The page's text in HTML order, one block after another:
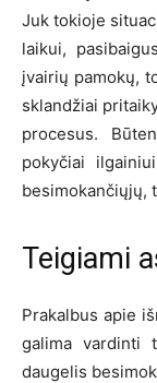
Juk tokioje
laikui,
įvairių pamokų,
sklandžiai
procesus.
pokyčiai
besimokančiųjų,
Teigiami
Prakalbus apie
galima vardinti
daugelis